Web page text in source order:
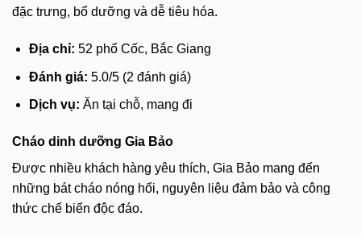
đặc trưng, bổ dưỡng và dễ tiêu hóa.
Địa chỉ: 52 phố Cốc, Bắc Giang
Đánh giá: 5.0/5 (2 đánh giá)
Dịch vụ: Ăn tại chỗ, mang đi
Cháo dinh dưỡng Gia Bảo
Được nhiều khách hàng yêu thích, Gia Bảo mang đến
những bát cháo nóng hổi, nguyên liệu đảm bảo và công
thức chế biến độc đáo.